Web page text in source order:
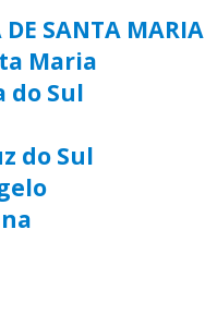
DE SANTA MARIA
Maria
do Sul
do Sul